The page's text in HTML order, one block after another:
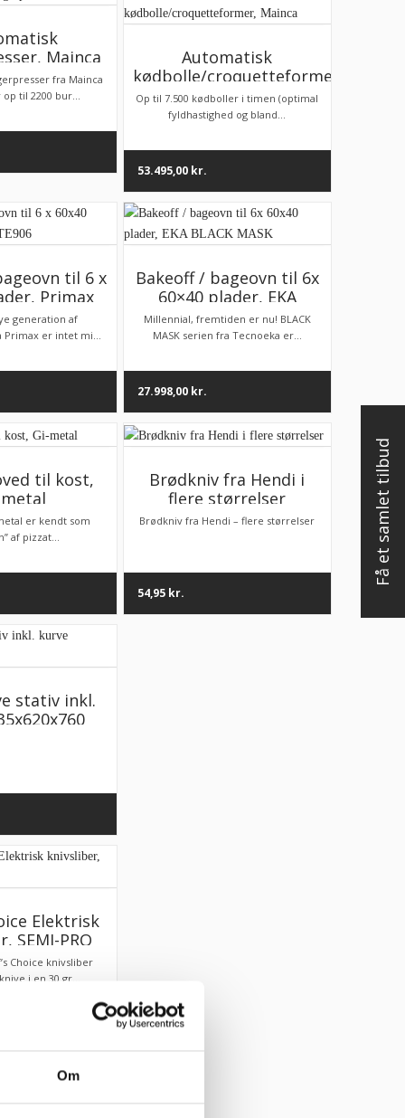
Om
Mainca
fra Mainca
til 2200 bur...
Automatisk
kødbolle/croquetteformer,
Mainca
Op til 7.500 kødboller i timen (optimal
fyldhastighed og bland...
53.495,00 kr.
til 6 x
Primax
generation af
er intet mi...
Bakeoff / bageovn til 6x
60×40 plader, EKA
BLACK MASK
Millennial, fremtiden er nu! BLACK
MASK serien fra Tecnoeka er...
27.998,00 kr.
til kost,
er kendt som
af pizzat...
Brødkniv fra Hendi i
flere størrelser
Brødkniv fra Hendi – flere størrelser
54,95 kr.
stativ inkl.
Elektrisk
SEMI-PRO
Choice knivsliber
i en 30 gr...
Få et samlet tilbud